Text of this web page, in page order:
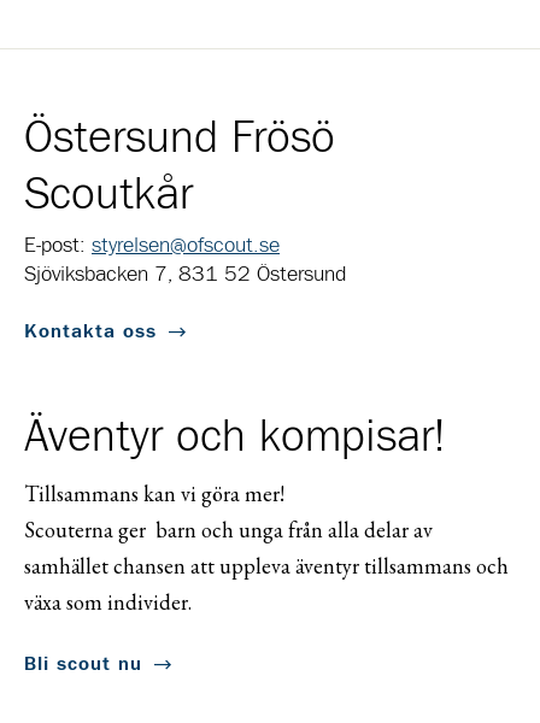
Östersund Frösö
Scoutkår
E-post: styrelsen@ofscout.se
Sjöviksbacken 7, 831 52 Östersund
Kontakta oss
Äventyr och kompisar!
Tillsammans kan vi göra mer!
Scouterna ger barn och unga från alla delar av
samhället chansen att uppleva äventyr tillsammans och
växa som individer.
Bli scout nu